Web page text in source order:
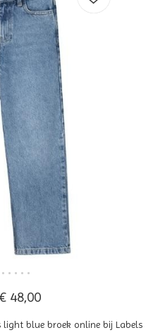
€ 48,00
light blue broek online bij Labels